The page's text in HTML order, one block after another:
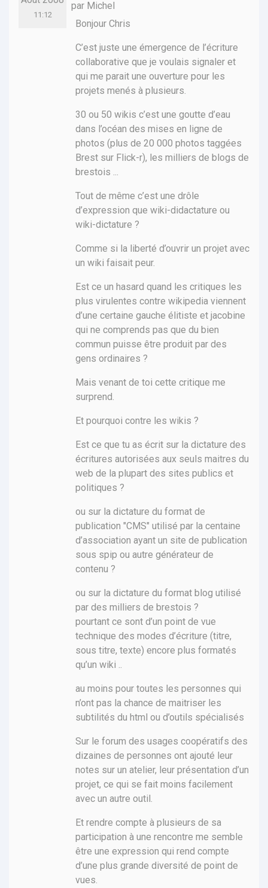
11:12
par Michel
Bonjour Chris
C’est juste une émergence de l’écriture
collaborative que je voulais signaler et
qui me parait une ouverture pour les
projets menés à plusieurs.
30 ou 50 wikis c’est une goutte d’eau
dans l’océan des mises en ligne de
photos (plus de 20 000 photos taggées
Brest sur Flick-r), les milliers de blogs de
brestois ...
Tout de même c’est une drôle
d’expression que wiki-didactature ou
wiki-dictature ?
Comme si la liberté d’ouvrir un projet avec
un wiki faisait peur.
Est ce un hasard quand les critiques les
plus virulentes contre wikipedia viennent
d’une certaine gauche élitiste et jacobine
qui ne comprends pas que du bien
commun puisse être produit par des
gens ordinaires ?
Mais venant de toi cette critique me
surprend.
Et pourquoi contre les wikis ?
Est ce que tu as écrit sur la dictature des
écritures autorisées aux seuls maitres du
web de la plupart des sites publics et
politiques ?
ou sur la dictature du format de
publication "CMS" utilisé par la centaine
d’association ayant un site de publication
sous spip ou autre générateur de
contenu ?
ou sur la dictature du format blog utilisé
par des milliers de brestois ?
pourtant ce sont d’un point de vue
technique des modes d’écriture (titre,
sous titre, texte) encore plus formatés
qu’un wiki ..
au moins pour toutes les personnes qui
n’ont pas la chance de maitriser les
subtilités du html ou d’outils spécialisés
Sur le forum des usages coopératifs des
dizaines de personnes ont ajouté leur
notes sur un atelier, leur présentation d’un
projet, ce qui se fait moins facilement
avec un autre outil.
Et rendre compte à plusieurs de sa
participation à une rencontre me semble
être une expression qui rend compte
d’une plus grande diversité de point de
vues.